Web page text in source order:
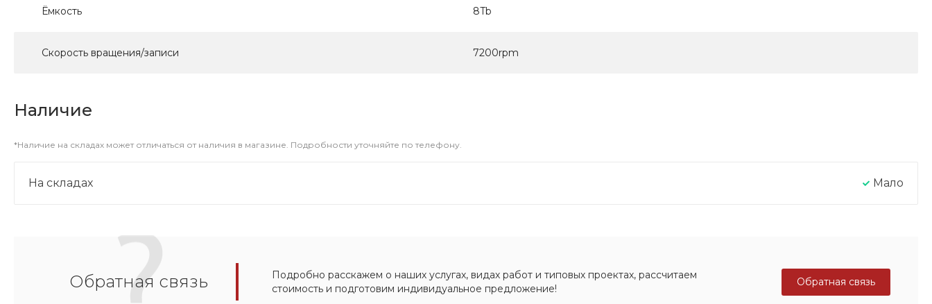
Ёмкость 8Tb
Скорость вращения/записи 7200rpm
Наличие
*Наличие на складах может отличаться от наличия в магазине. Подробности уточняйте по телефону.
На складах Мало
Обратная связь
Подробно расскажем о наших услугах, видах работ и типовых проектах, рассчитаем
стоимость и подготовим индивидуальное предложение!
Обратная связь